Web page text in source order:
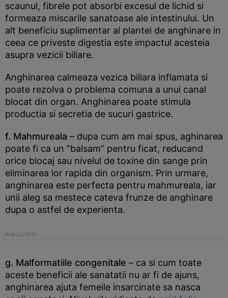
scaunul, fibrele pot absorbi excesul de lichid si
formeaza miscarile sanatoase ale intestinului. Un
alt beneficiu suplimentar al plantei de anghinare in
ceea ce priveste digestia este impactul acesteia
asupra vezicii biliare.
Anghinarea calmeaza vezica biliara inflamata si
poate rezolva o problema comuna a unui canal
blocat din organ. Anghinarea poate stimula
productia si secretia de sucuri gastrice.
f. Mahmureala – dupa cum am mai spus, aghinarea
poate fi ca un ”balsam” pentru ficat, reducand
orice blocaj sau nivelul de toxine din sange prin
eliminarea lor rapida din organism. Prin urmare,
anghinarea este perfecta pentru mahmureala, iar
unii aleg sa mestece cateva frunze de anghinare
dupa o astfel de experienta.
g. Malformatiile congenitale – ca si cum toate
aceste beneficii ale sanatatii nu ar fi de ajuns,
anghinarea ajuta femeile insarcinate sa nasca